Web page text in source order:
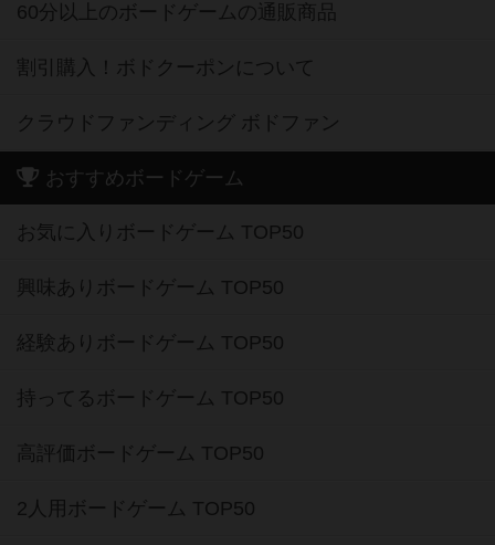
60分以上のボードゲームの通販商品
割引購入！ボドクーポンについて
クラウドファンディング ボドファン
おすすめボードゲーム
お気に入りボードゲーム TOP50
興味ありボードゲーム TOP50
経験ありボードゲーム TOP50
持ってるボードゲーム TOP50
高評価ボードゲーム TOP50
2人用ボードゲーム TOP50